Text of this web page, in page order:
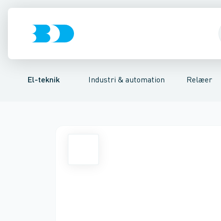
El-teknik Industri & automation
Afbrydere, stikkontakter & lampeudtag Relæer
IndustristiksystemerFrekvensomformere og softstartere
TidsrelæTemperaturovervågningsrelæ